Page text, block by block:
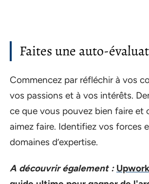
Faites une auto-
Commencez par réfléchir à vos
vos passions et à vos intérêts.
ce que vous pouvez bien faire et
aimez faire. Identifiez vos forces
domaines d’expertise.
A découvrir également :